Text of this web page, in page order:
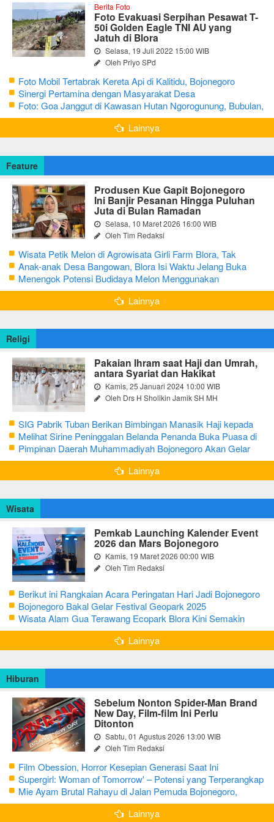
Berita Foto
Foto Evakuasi Serpihan Pesawat T-
50i Golden Eagle TNI AU yang
Jatuh di Blora
Selasa, 19 Juli 2022 15:00 WIB
Oleh Priyo SPd
Foto Mobil Tertabrak Kereta Api di Kalitidu, Bojonegoro
Sinergi Pertamina dengan Masyarakat Desa
Foto: Goa Janggut di Kawasan Hutan Ngorogunung, Bubulan,
Bojonegoro
Lainnya
Feature
Produsen Kue Gapit Bojonegoro
Ini Banjir Pesanan Hingga Puluhan
Juta di Bulan Ramadan
Selasa, 10 Maret 2026 16:00 WIB
Oleh Tim Redaksi
Wisata Petik Melon di Agrowisata Girli Farm Blora, Tak
Sampai 5 Hari Sudah Ludes Terjual
Anak-anak Desa Bangowan, Blora Isi Waktu Jelang Buka
Puasa dengan Latihan Gamelan
Menengok Potensi Budidaya Melon Menggunakan
Greenhouse di Bojonegoro
Lainnya
Religi
Pakaian Ihram saat Haji dan Umrah,
antara Syariat dan Hakikat
Kamis, 25 Januari 2024 10:00 WIB
Oleh Drs H Sholikin Jamik SH MH
SIG Pabrik Tuban Berikan Bimbingan Manasik Haji kepada
CJH Kabupaten Tuban
Melihat Sirine Peninggalan Belanda Penanda Buka Puasa di
Pendopo Bupati Blora
Pimpinan Daerah Muhammadiyah Bojonegoro Akan Gelar
Salat Iduladha 9 Juli 2022
Lainnya
Wisata
Pemkab Launching Kalender Event
2026 dan Mars Bojonegoro
Kamis, 19 Maret 2026 00:00 WIB
Oleh Tim Redaksi
Berikut ini Rangkaian Acara Peringatan Hari Jadi Bojonegoro
Ke-348 Tahun 2025
Bojonegoro Bakal Gelar Festival Geopark 2025
Wisata Alam Gua Terawang Ecopark Blora Kini Semakin
Menarik
Lainnya
Hiburan
Sebelum Nonton Spider-Man Brand
New Day, Film-film Ini Perlu
Ditonton
Sabtu, 01 Agustus 2026 13:00 WIB
Oleh Tim Redaksi
Film Obession, Horror Kesepian Generasi Saat Ini
Supergirl: Woman of Tomorrow' – Potensi yang Terperangkap
dalam Narasi Generik
Mie Ayam Brutal Rahayu di Jalan Pemuda Bojonegoro,
Kuliner dengan Banyak Pilihan Menu
Lainnya